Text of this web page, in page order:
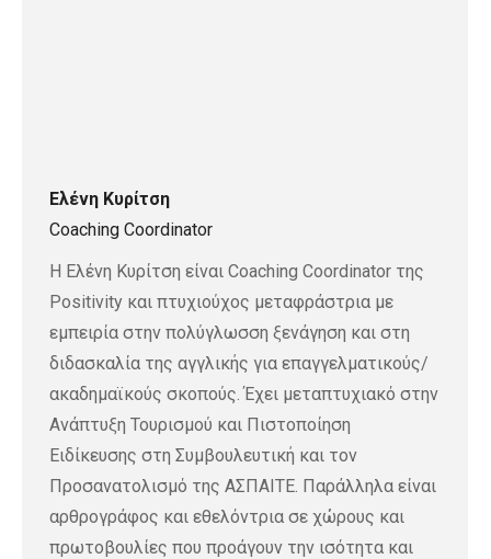
Ελένη Κυρίτση
Coaching Coordinator
Η Ελένη Κυρίτση είναι Coaching Coordinator της
Positivity και πτυχιούχος μεταφράστρια με
εμπειρία στην πολύγλωσση ξενάγηση και στη
διδασκαλία της αγγλικής για επαγγελματικούς/
ακαδημαϊκούς σκοπούς. Έχει μεταπτυχιακό στην
Ανάπτυξη Τουρισμού και Πιστοποίηση
Ειδίκευσης στη Συμβουλευτική και τον
Προσανατολισμό της ΑΣΠΑΙΤΕ. Παράλληλα είναι
αρθρογράφος και εθελόντρια σε χώρους και
πρωτοβουλίες που προάγουν την ισότητα και